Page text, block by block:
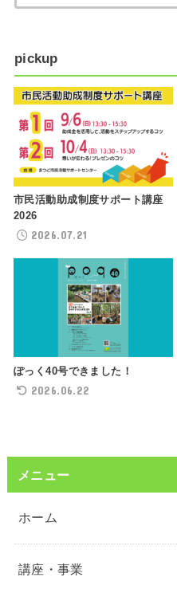
pickup
市民活動助成制度サポート講座
2026
2026.07.21
ぽっく40号できました！
2026.06.22
メニュー
ホーム
講座・事業